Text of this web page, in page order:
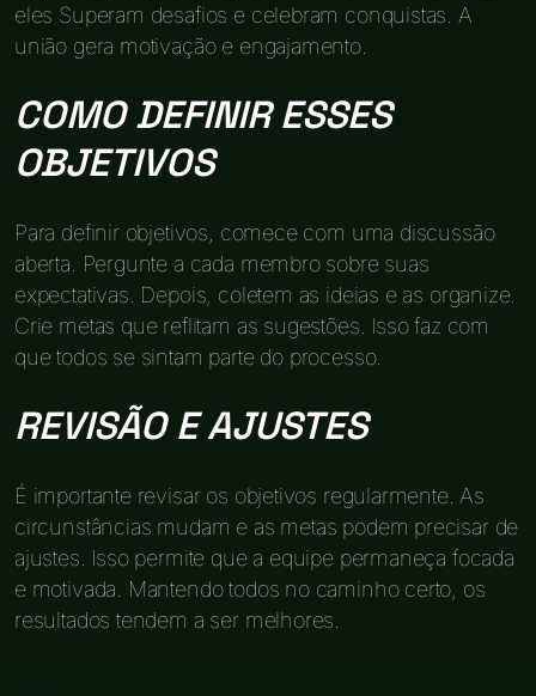
eles Superam desafios e celebram conquistas. A
união gera motivação e engajamento.
COMO DEFINIR ESSES
OBJETIVOS
Para definir objetivos, comece com uma discussão
aberta. Pergunte a cada membro sobre suas
expectativas. Depois, coletem as ideias e as organize.
Crie metas que reflitam as sugestões. Isso faz com
que todos se sintam parte do processo.
REVISÃO E AJUSTES
É importante revisar os objetivos regularmente. As
circunstâncias mudam e as metas podem precisar de
ajustes. Isso permite que a equipe permaneça focada
e motivada. Mantendo todos no caminho certo, os
resultados tendem a ser melhores.